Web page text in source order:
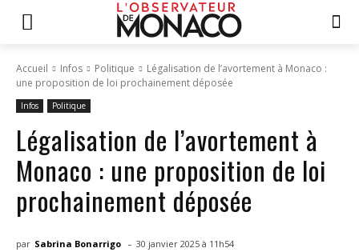
Accueil Infos Politique
Légalisation de l’avortement à Monaco :
une proposition de loi prochainement déposée
Infos Politique
Légalisation de l’avortement à
Monaco : une proposition de loi
prochainement déposée
par Sabrina Bonarrigo - 30 janvier 2025 à 11h54